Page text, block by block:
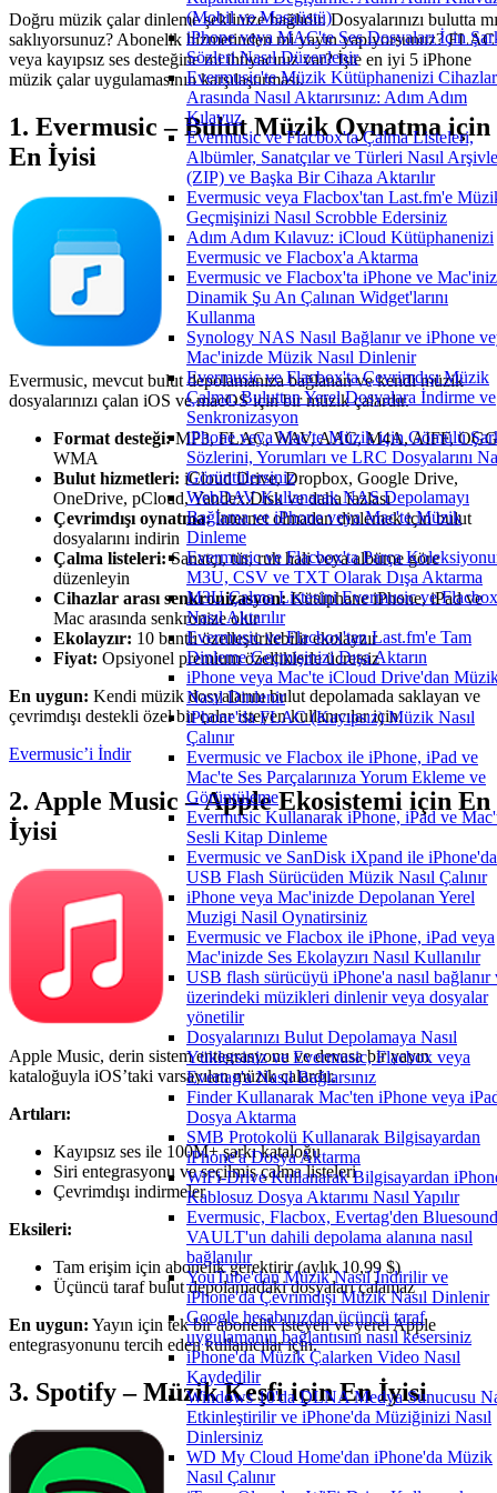
(Mobil ve Masaüstü)
iPhone veya MAC'te Ses Dosyaları İçin
Sözleri Nasıl Düzenlenir
Evermusic'te Müzik Kütüphanenizi Cihazlar
Arasında Nasıl Aktarırsınız: Adım Adım
Kılavuz
Evermusic ve Flacbox'ta Çalma Listeleri,
Albümler, Sanatçılar ve Türleri Nasıl
(ZIP) ve Başka Bir Cihaza Aktarılır
Evermusic veya Flacbox'tan Last.fm'e
Geçmişinizi Nasıl Scrobble Edersiniz
Adım Adım Kılavuz: iCloud Kütüphanenizi
Evermusic ve Flacbox'a Aktarma
Evermusic ve Flacbox'ta iPhone ve
Dinamik Şu An Çalınan Widget'larını
Kullanma
Synology NAS Nasıl Bağlanır ve iPhone
Mac'inizde Müzik Nasıl Dinlenir
Evermusic ve Flacbox'ta Çevrimdışı Müzik
Çalma: Buluttan Yerel Dosyalara İndirme ve
Senkronizasyon
iPhone veya Mac'te Müzik için Gömülü
Sözlerini, Yorumları ve LRC Dosyalarını
Görüntülersiniz
WebDAV Kullanarak NAS Depolamayı
Bağlama ve iPhone veya Mac'te Müzik
Dinleme
Evermusic ve Flacbox'ta Parça
M3U, CSV ve TXT Olarak Dışa Aktarma
M3U Çalma Listesini Evermusic ve
Nasıl Aktarılır
Evermusic ve Flacbox'tan Last.fm'e Tam
Dinleme Geçmişinizi Dışa Aktarın
iPhone veya Mac'te iCloud Drive'dan
Nasıl Dinlenir
iPhone'da FLAC (Kayıpsız) Müzik Nasıl
Çalınır
Evermusic ve Flacbox ile iPhone, iPad ve
Mac'te Ses Parçalarınıza Yorum Ekleme ve
Görüntüleme
Evermusic Kullanarak iPhone, iPad ve
Sesli Kitap Dinleme
Evermusic ve SanDisk iXpand ile iPhone'da
USB Flash Sürücüden Müzik Nasıl Çalınır
iPhone veya Mac'inizde Depolanan Yerel
Muzigi Nasil Oynatirsiniz
Evermusic ve Flacbox ile iPhone, iPad veya
Mac'inizde Ses Ekolayzırı Nasıl Kullanılır
USB flash sürücüyü iPhone'a nasıl bağlanır
üzerindeki müzikleri dinlenir veya dosyalar
yönetilir
Dosyalarınızı Bulut Depolamaya Nasıl
Yüklersiniz ve Evermusic, Flacbox veya
Evertag'a Nasıl Bağlarsınız
Finder Kullanarak Mac'ten iPhone veya
Dosya Aktarma
SMB Protokolü Kullanarak Bilgisayardan
iPhone'a Dosya Aktarma
WiFi-Drive Kullanarak Bilgisayardan
Kablosuz Dosya Aktarımı Nasıl Yapılır
Evermusic, Flacbox, Evertag'den Bluesound
VAULT'un dahili depolama alanına nasıl
bağlanılır
YouTube'dan Müzik Nasıl İndirilir ve
iPhone'da Çevrimdışı Müzik Nasıl Dinlenir
Google hesabınızdan üçüncü taraf
uygulamanın bağlantısını nasıl kesersiniz
iPhone'da Müzik Çalarken Video Nasıl
Kaydedilir
Windows 10'da DLNA Medya Sunucusu
Etkinleştirilir ve iPhone'da Müziğinizi Nasıl
Dinlersiniz
WD My Cloud Home'dan iPhone'da Müzik
Nasıl Çalınır
Doğru müzik çalar dinleme şeklinize bağlıdır. Dosyalarınızı bulutta mı
saklıyorsunuz? Abonelik hizmetinden mi yayın yapıyorsunuz? FLAC
veya kayıpsız ses desteğine mi ihtiyacınız var? İşte en iyi 5 iPhone
müzik çalar uygulamasının karşılaştırması.
1. Evermusic – Bulut Müzik Oynatma için
En İyisi
Evermusic, mevcut bulut depolamanıza bağlanan ve kendi müzik
dosyalarınızı çalan iOS ve macOS için bir müzik çalardır.
Format desteği:MP3, FLAC, WAV, AAC, M4A, AIFF,
WMA
Bulut hizmetleri: iCloud Drive, Dropbox, Google Drive,
OneDrive, pCloud, Yandex.Disk ve daha fazlası
Çevrimdışı oynatma:İnternet olmadan dinlemek için bulut
dosyalarını indirin
Çalma listeleri:Sanatçı, tür, ruh hali veya albüme göre
düzenleyin
Cihazlar arası senkronizasyon:Kütüphane iPhone, iPad ve
Mac arasında senkronize olur
Ekolayzır: 10 bantlı özelleştirilebilir ekolayzır
Fiyat: Opsiyonel premium özelliklerle ücretsiz
En uygun: Kendi müzik dosyalarını bulut depolamada saklayan ve
çevrimdışı destekli özel bir çalar isteyen kullanıcılar için.
Evermusic’i İndir
2. Apple Music – Apple Ekosistemi için En
İyisi
Apple Music, derin sistem entegrasyonu ve devasa bir yayın
kataloğuyla iOS’taki varsayılan müzik çalardır.
Artıları:
Kayıpsız ses ile 100M+ şarkı kataloğu
Siri entegrasyonu ve seçilmiş çalma listeleri
Çevrimdışı indirmeler
Eksileri:
Tam erişim için abonelik gerektirir (aylık 10,99 $)
Üçüncü taraf bulut depolamadaki dosyaları çalamaz
En uygun: Yayın için tek bir abonelik isteyen ve yerel Apple
entegrasyonunu tercih eden kullanıcılar için.
3. Spotify – Müzik Keşfi için En İyisi